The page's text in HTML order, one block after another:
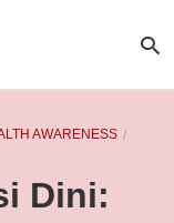
AWARENESS
Dini: